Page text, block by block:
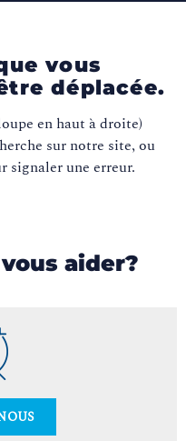
vous
déplacée.
en haut à droite)
sur notre site, ou
signaler une erreur.
aider?